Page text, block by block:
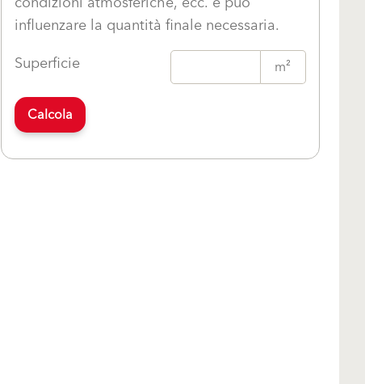
influenzare la quantità finale necessaria.
Superficie
m²
Calcola